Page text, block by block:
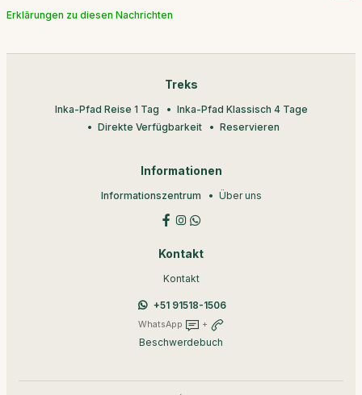
Erklärungen zu diesen Nachrichten
Treks
Inka-Pfad Reise 1 Tag
Inka-Pfad Klassisch 4 Tage
Direkte Verfügbarkeit
Reservieren
Informationen
Informationszentrum Über uns
Kontakt
Kontakt
+51 91518-1506
WhatsApp +
Beschwerdebuch